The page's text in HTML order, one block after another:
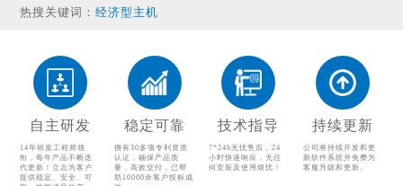
热搜关键词：经济型主机
温湿度传感器
配电监控设备
气体监控设备
其他配件产品
自主研发
14年研发工程师领
衔，每年产品不断迭
代更新！立志为客户
提供稳定、安全、可
稳定可靠
拥有30多项专利资质
认证，确保产品质
量，高效交付，已帮
助10000余客户投标成
技术指导
7*24h无忧售后，24
小时快速响应，无任
何安装及使用烦忧！
持续更新
公司将持续开发和更
新软件系统并免费为
客服升级和更新。